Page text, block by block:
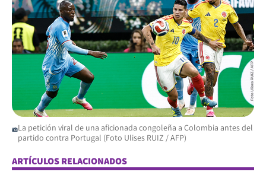
La petición viral de una aficionada congoleña a Colombia antes del
partido contra Portugal (Foto Ulises RUIZ / AFP)
ARTÍCULOS RELACIONADOS